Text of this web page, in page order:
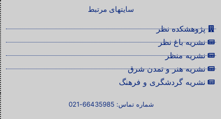
سایتهای مرتبط
پژوهشکده نظر
نشریه باغ نظر
نشریه منظر
نشریه هنر و تمدن شرق
نشریه گردشگری و فرهنگ
شماره تماس: 66435985-021